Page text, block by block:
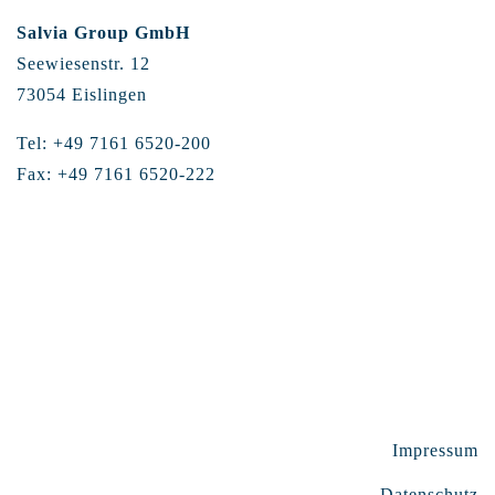
Salvia Group GmbH
Seewiesenstr. 12
73054 Eislingen
Tel: +49 7161 6520-200
Fax: +49 7161 6520-222
Impressum